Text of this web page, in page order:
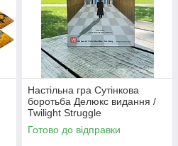
Настільна гра Сутінкова
боротьба Делюкс видання /
Twilight Struggle
Готово до відправки